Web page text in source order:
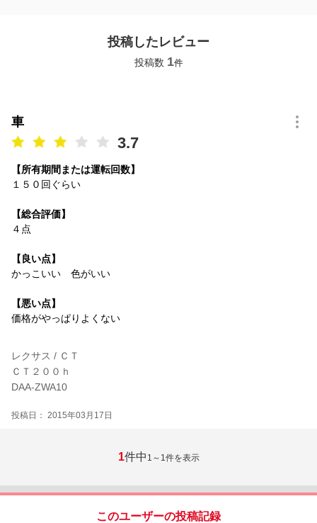
投稿したレビュー
投稿数 1件
車
3.7
【所有期間または運転回数】
１５０回ぐらい
【総合評価】
４点
【良い点】
かっこいい 色がいい
【悪い点】
価格がやっぱりよくない
レクサス / ＣＴ
ＣＴ２００ｈ
DAA-ZWA10
投稿日： 2015年03月17日
1件中 1～1件を表示
このユーザーの投稿記録